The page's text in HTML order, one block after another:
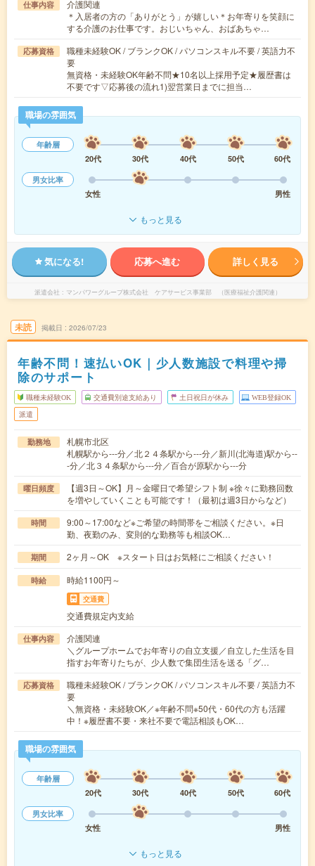
仕事内容
介護関連
＊入居者の方の「ありがとう」が嬉しい＊お年寄りを笑顔に
する介護のお仕事です。おじいちゃん、おばあちゃ…
応募資格
職種未経験OK / ブランクOK / パソコンスキル不要 / 英語力不
要
無資格・未経験OK年齢不問★10名以上採用予定★履歴書は
不要です▽応募後の流れ1)翌営業日までに担当…
職場の雰囲気
年齢層
20代
30代 40代 50代
60代
男女比率
女性
男性
もっと見る
気になる! 応募へ進む 詳しく見る
派遣会社 マンパワーグループ株式会社 ケアサービス事業部 （医療福祉介護関連）
未読 掲載日 2026/07/23
年齢不問！速払いOK｜少人数施設で料理や掃
除のサポート
職種未経験OK 交通費別途支給あり 土日祝日が休み WEB登録OK
派遣
勤務地
札幌市北区
札幌駅から---分／北２４条駅から---分／新川(北海道)駅から--
-分／北３４条駅から---分／百合が原駅から---分
曜日頻度
【週3日～OK】月～金曜日で希望シフト制 ※徐々に勤務回数
を増やしていくことも可能です！（最初は週3日からなど）
時間
9:00～17:00など※ご希望の時間帯をご相談ください。※日
勤、夜勤のみ、変則的な勤務等も相談OK…
期間 2ヶ月～OK ※スタート日はお気軽にご相談ください！
時給 時給1100円～
交通費
交通費規定内支給
仕事内容
介護関連
＼グループホームでお年寄りの自立支援／自立した生活を目
指すお年寄りたちが、少人数で集団生活を送る「グ…
応募資格
職種未経験OK / ブランクOK / パソコンスキル不要 / 英語力不
要
＼無資格・未経験OK／※年齢不問※50代・60代の方も活躍
中！※履歴書不要・来社不要で電話相談もOK…
職場の雰囲気
年齢層
20代
30代 40代 50代
60代
男女比率
女性
男性
もっと見る